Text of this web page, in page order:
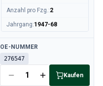
Anzahl pro Fzg.:2
Jahrgang:1947-68
Verfügbar
OE-NUMMER
276547
Kaufen